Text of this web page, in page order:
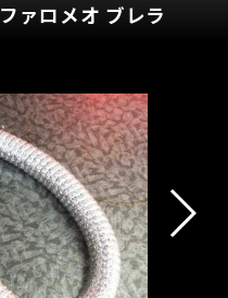
ァロメオ ブレラ